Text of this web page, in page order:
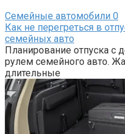
Семейные автомобили 0
Как не перегреться в
семейных авто
Планирование отпуска с
рулем семейного авто.
длительные